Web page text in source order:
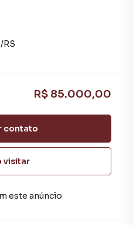
/RS
R$ 85.000,00
contato
visitar
este anúncio